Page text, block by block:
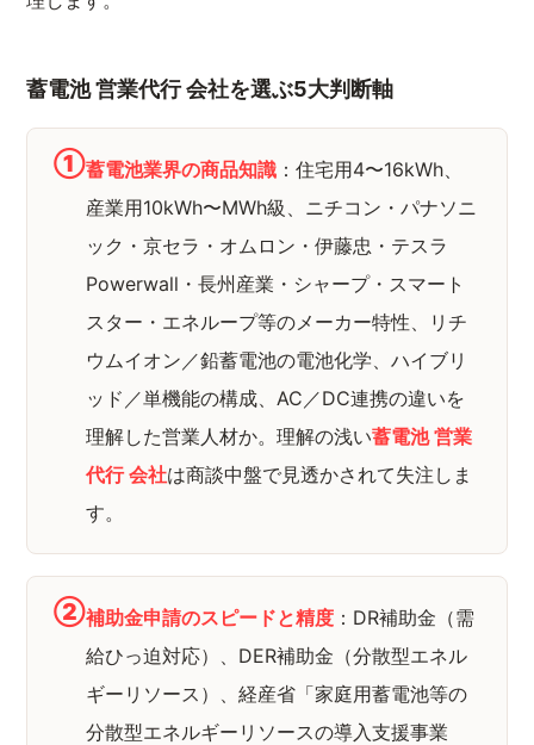
蓄電池 営業代行 会社を選ぶ5大判断軸
①蓄電池業界の商品知識 ：住宅用4〜16kWh、
産業用10kWh〜MWh級、ニチコン・パナソニ
ック・京セラ・オムロン・伊藤忠・テスラ
Powerwall・長州産業・シャープ・スマート
スター・エネループ等のメーカー特性、リチ
ウムイオン／鉛蓄電池の電池化学、ハイブリ
ッド／単機能の構成、AC／DC連携の違いを
理解した営業人材か。理解の浅い蓄電池 営業
代行 会社は商談中盤で見透かされて失注しま
す。
②補助金申請のスピードと精度 ：DR補助金（需
給ひっ迫対応）、DER補助金（分散型エネル
ギーリソース）、経産省「家庭用蓄電池等の
分散型エネルギーリソースの導入支援事業